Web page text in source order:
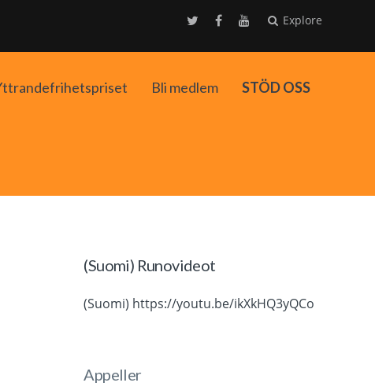
Explore
Bli medlem STÖD OSS
(Suomi) Runovideot
(Suomi) https://youtu.be/ikXkHQ3yQCo
Appeller